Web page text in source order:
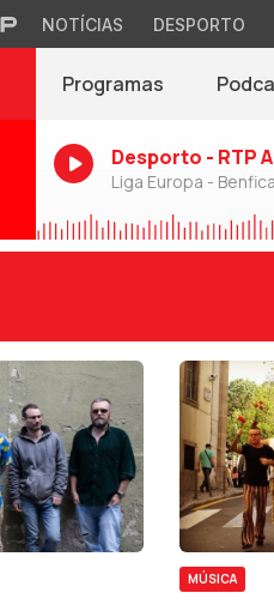
NOTÍCIAS DESPORTO
Programas
Desporto - RTP
Liga Europa -
MÚSICA